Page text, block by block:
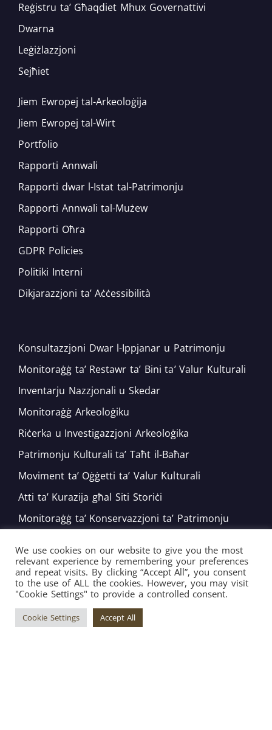
Reġistru ta’ Għaqdiet Mhux Governattivi
Dwarna
Leġiżlazzjoni
Sejħiet
Jiem Ewropej tal-Arkeoloġija
Jiem Ewropej tal-Wirt
Portfolio
Rapporti Annwali
Rapporti dwar l-Istat tal-Patrimonju
Rapporti Annwali tal-Mużew
Rapporti Oħra
GDPR Policies
Politiki Interni
Dikjarazzjoni ta’ Aċċessibilità
Konsultazzjoni Dwar l-Ippjanar u Patrimonju
Monitoraġġ ta’ Restawr ta’ Bini ta’ Valur Kulturali
Inventarju Nazzjonali u Skedar
Monitoraġġ Arkeoloġiku
Riċerka u Investigazzjoni Arkeoloġika
Patrimonju Kulturali ta’ Taħt il-Baħar
Moviment ta’ Oġġetti ta’ Valur Kulturali
Atti ta’ Kurazija għal Siti Storiċi
Monitoraġġ ta’ Konservazzjoni ta’ Patrimonju
Impenji Nazzjonali u Internazzjonali
Żvilupp ta’ Politika
Bord tal-Warrant tar-Restawraturi
We use cookies on our website to give you the most
relevant experience by remembering your preferences
and repeat visits. By clicking “Accept All”, you consent
to the use of ALL the cookies. However, you may visit
"Cookie Settings" to provide a controlled consent.
Cookie Settings Accept All